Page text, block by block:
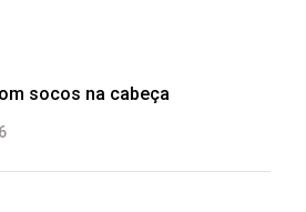
socos na cabeça